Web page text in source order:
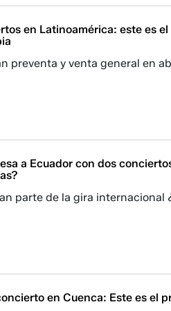
en Latinoamérica: este es
preventa y venta general en
a Ecuador con dos
parte de la gira internacional
en Cuenca: Este es el